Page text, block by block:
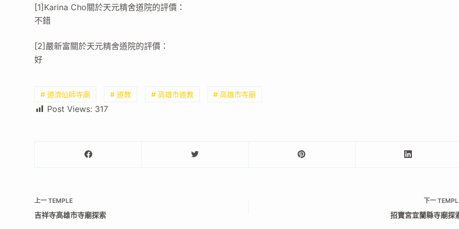
[1]Karina Cho關於天元精舍道院的評價：
不錯
[2]嚴新富關於天元精舍道院的評價：
好
# 道濟仙師寺廟 # 道教 # 高雄市道教 # 高雄市寺廟
Post Views: 317
上一TEMPLE
吉祥寺高雄市寺廟探索
下一
招寶宮宜蘭縣寺廟探